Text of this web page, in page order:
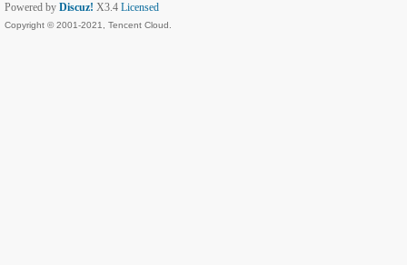
Powered by Discuz! X3.4 Licensed
Copyright © 2001-2021, Tencent Cloud.